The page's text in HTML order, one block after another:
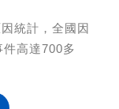
統計，全國因
高達700多